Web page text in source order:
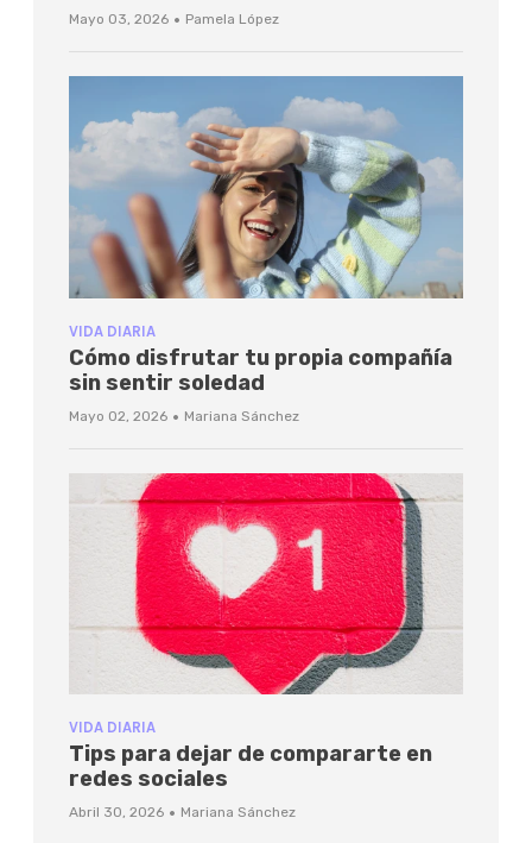
Mayo 03, 2026 · Pamela López
VIDA DIARIA
Cómo disfrutar tu propia compañía
sin sentir soledad
Mayo 02, 2026 · Mariana Sánchez
VIDA DIARIA
Tips para dejar de compararte en
redes sociales
Abril 30, 2026 · Mariana Sánchez